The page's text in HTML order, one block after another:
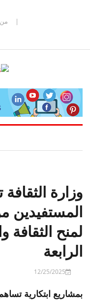
|
وزارة
المستفيدين
لمنح الثقافة
الرابعة
12/25/2025
بمشاريع ابتكارية